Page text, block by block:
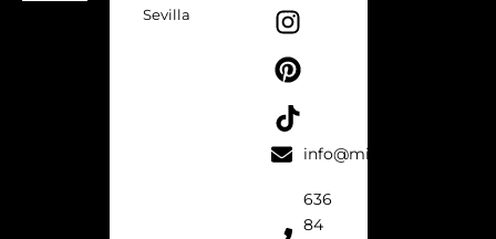
Sevilla
c
e
b
o
k
s
t
a
r
a
n
t
e
e
s
k
t
o
info@micaelavilla.com
636
84